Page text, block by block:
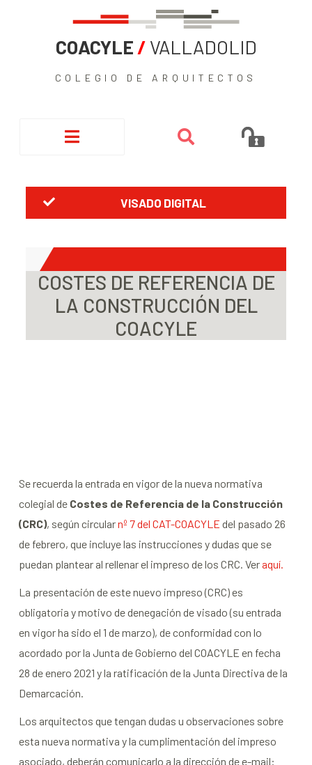
COACYLE / VALLADOLID
COLEGIO DE ARQUITECTOS
VISADO DIGITAL
COSTES DE REFERENCIA DE
LA CONSTRUCCIÓN DEL
COACYLE
Se recuerda la entrada en vigor de la nueva normativa
colegial de Costes de Referencia de la Construcción
(CRC), según circularnº 7 del CAT-COACYLE del pasado 26
de febrero, que incluye las instrucciones y dudas que se
puedan plantear al rellenar el impreso de los CRC. Veraquí.
La presentación de este nuevo impreso (CRC) es
obligatoria y motivo de denegación de visado (su entrada
en vigor ha sido el 1 de marzo), de conformidad con lo
acordado por la Junta de Gobierno del COACYLE en fecha
28 de enero 2021 y la ratificación de la Junta Directiva de la
Demarcación.
Los arquitectos que tengan dudas u observaciones sobre
esta nueva normativa y la cumplimentación del impreso
asociado, deberán comunicarlo a la dirección de e-mail: